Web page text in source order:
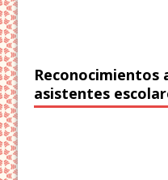
Reconocimientos
asistentes